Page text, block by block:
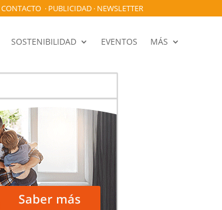
CONTACTO· PUBLICIDAD· NEWSLETTER
SOSTENIBILIDAD EVENTOS MÁS